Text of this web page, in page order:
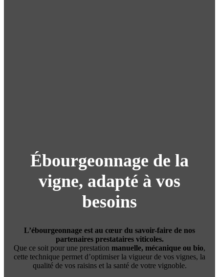
Ébourgeonnage de la
vigne, adapté à vos
besoins
L’ébourgeonnage est au cœur du savoir-faire de nos
partenaires prestataires viticoles.
Que ce soit pour une prestation manuelle, mécanique ou bio,
cette technique permet d’optimiser la vigueur de vos vignes, la
qualité de vos raisins et la santé de votre vignoble.